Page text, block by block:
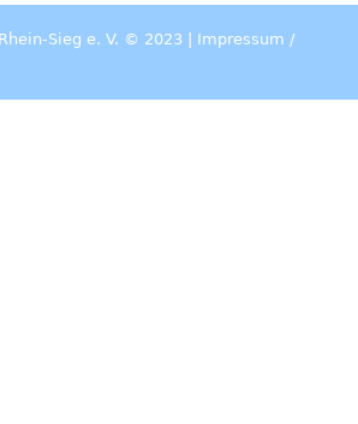
Sieg e. V. © 2023 | Impressum /